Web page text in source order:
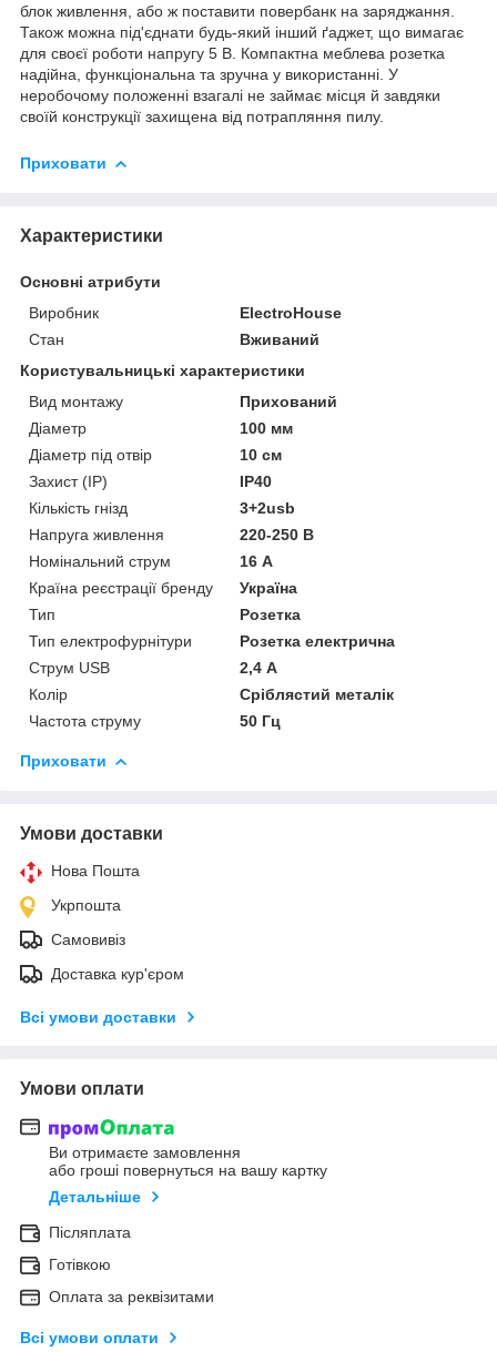
блок живлення, або ж поставити повербанк на заряджання.
Також можна під'єднати будь-який інший ґаджет, що вимагає
для своєї роботи напругу 5 В. Компактна меблева розетка
надійна, функціональна та зручна у використанні. У
неробочому положенні взагалі не займає місця й завдяки
своїй конструкції захищена від потрапляння пилу.
Приховати
Характеристики
Основні атрибути
Виробник
ElectroHouse
Стан
Вживаний
Користувальницькі характеристики
Вид монтажу
Прихований
Діаметр
100 мм
Діаметр під отвір
10 см
Захист (IP)
IP40
Кількість гнізд
3+2usb
Напруга живлення
220-250 В
Номінальний струм
16 А
Країна реєстрації бренду
Україна
Тип
Розетка
Тип електрофурнітури
Розетка електрична
Струм USB
2,4 А
Колір
Сріблястий металік
Частота струму
50 Гц
Приховати
Умови доставки
Нова Пошта
Укрпошта
Самовивіз
Доставка кур'єром
Всі умови доставки
Умови оплати
Ви отримаєте замовлення
або гроші повернуться на вашу картку
Детальніше
Післяплата
Готівкою
Оплата за реквізитами
Всі умови оплати